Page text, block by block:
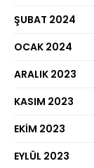
ŞUBAT 2024
OCAK 2024
ARALIK 2023
KASIM 2023
EKIM 2023
EYLÜL 2023